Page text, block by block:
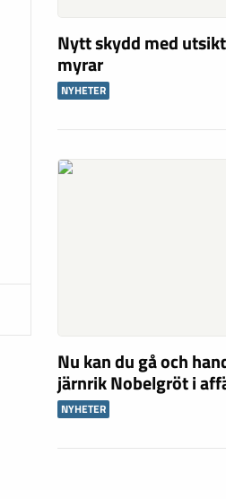
Nytt skydd med
myrar
NYHETER
Nu kan du gå och
järnrik Nobelgröt i
NYHETER